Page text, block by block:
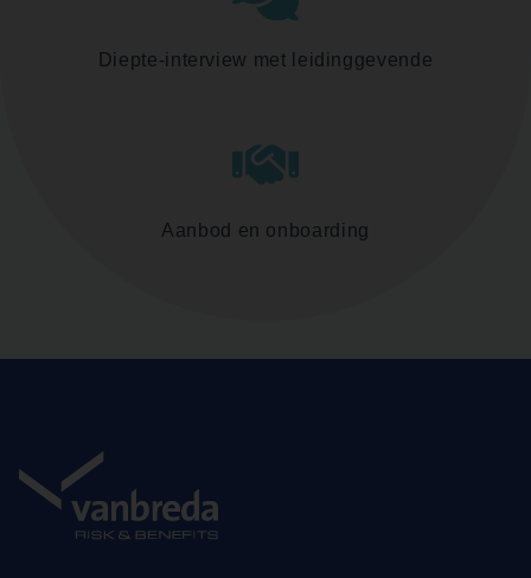
Diepte-interview met leidinggevende
Aanbod en onboarding